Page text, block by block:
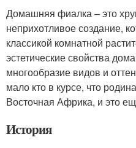
Домашняя фиалка – это
неприхотливое создание,
классикой комнатной
эстетические свойства
многообразие видов и
мало кто в курсе, что
Восточная Африка, и это
История